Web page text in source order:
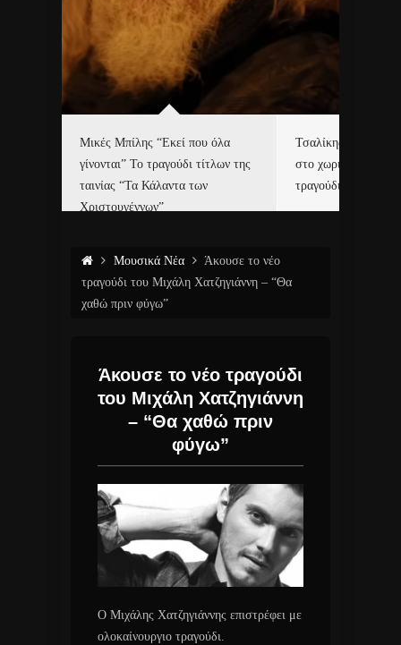
Μικές Μπίλης “Εκεί που όλα
γίνονται” Το τραγούδι τίτλων της
ταινίας “Τα Κάλαντα των
Χριστουγέννων”
Τσαλίκης,
στο χωριό του Άι
τραγούδι και video
Μουσικά Νέα
Άκουσε το νέο
τραγούδι του Μιχάλη Χατζηγιάννη – “Θα
χαθώ πριν φύγω”
Άκουσε το νέο τραγούδι
του Μιχάλη Χατζηγιάννη
– “Θα χαθώ πριν
φύγω”
Ο Μιχάλης Χατζηγιάννης επιστρέφει με
ολοκαίνουργιο τραγούδι.